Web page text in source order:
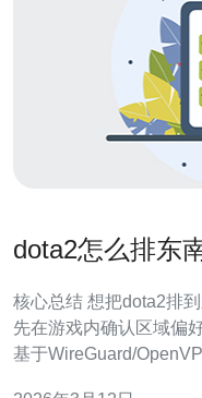
dota2怎么排东
核心总结 想把dota2排
先在游戏内确认区域偏
基于WireGuard/